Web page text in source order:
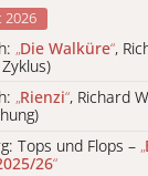
2026
„Die Walküre“,
„Rienzi“, Richard
Tops und Flops – „
26“